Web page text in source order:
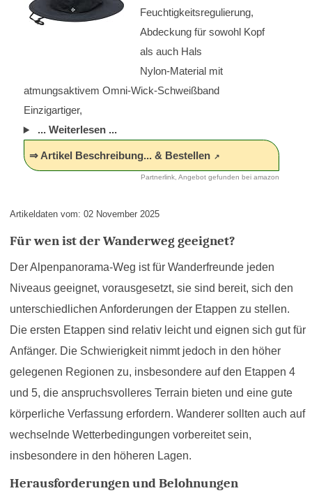
Feuchtigkeitsregulierung,
Abdeckung für sowohl Kopf
als auch Hals
Nylon-Material mit
atmungsaktivem Omni-Wick-Schweißband
Einzigartiger,
... Weiterlesen ...
⇒ Artikel Beschreibung... & Bestellen
Partnerlink, Angebot gefunden bei amazon
Artikeldaten vom: 02 November 2025
Für wen ist der Wanderweg geeignet?
Der Alpenpanorama-Weg ist für Wanderfreunde jeden
Niveaus geeignet, vorausgesetzt, sie sind bereit, sich den
unterschiedlichen Anforderungen der Etappen zu stellen.
Die ersten Etappen sind relativ leicht und eignen sich gut für
Anfänger. Die Schwierigkeit nimmt jedoch in den höher
gelegenen Regionen zu, insbesondere auf den Etappen 4
und 5, die anspruchsvolleres Terrain bieten und eine gute
körperliche Verfassung erfordern. Wanderer sollten auch auf
wechselnde Wetterbedingungen vorbereitet sein,
insbesondere in den höheren Lagen.
Herausforderungen und Belohnungen